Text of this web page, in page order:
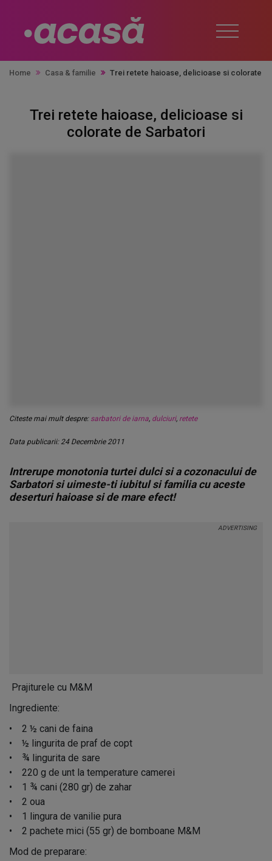
Home Casa & familie Trei retete haioase, delicioase si colorate
Trei retete haioase, delicioase si
colorate de Sarbatori
Citeste mai mult despre: sarbatori de iarna, dulciuri, retete
Data publicarii: 24 Decembrie 2011
Intrerupe monotonia turtei dulci si a cozonacului de
Sarbatori si uimeste-ti iubitul si familia cu aceste
deserturi haioase si de mare efect!
Prajiturele cu M&M
Ingrediente:
• 2 ½ cani de faina
• ½ lingurita de praf de copt
• ¾ lingurita de sare
• 220 g de unt la temperature camerei
• 1 ¾ cani (280 gr) de zahar
• 2 oua
• 1 lingura de vanilie pura
• 2 pachete mici (55 gr) de bomboane M&M
Mod de preparare: